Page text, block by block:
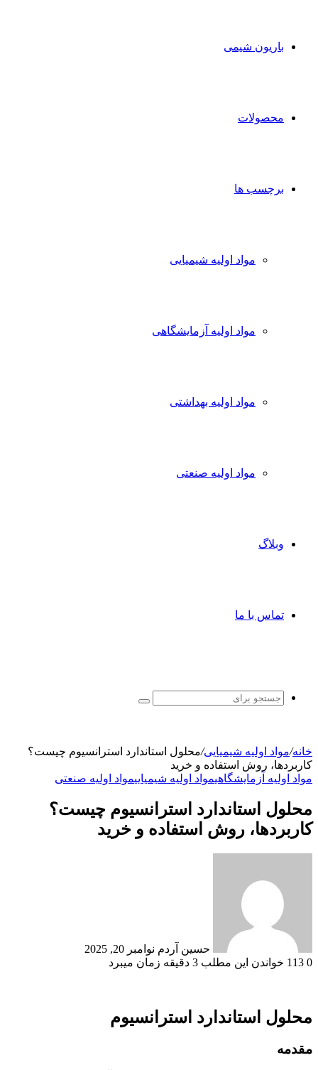
باریون شیمی
محصولات
برچسب ها
مواد اولیه شیمیایی
مواد اولیه آزمایشگاهی
مواد اولیه بهداشتی
مواد اولیه صنعتی
وبلاگ
تماس با ما
جستجو
خانه/مواد اولیه شیمیایی/محلول استاندارد استرانسیوم چیست؟
کاربردها، روش استفاده و خرید
مواد اولیه آزمایشگاهیمواد اولیه شیمیاییمواد اولیه صنعتی
محلول استاندارد استرانسیوم چیست؟
کاربردها، روش استفاده و خرید
حسین آردم نوامبر 20, 2025
0
خواندن این مطلب 3 دقیقه زمان میبرد
محلول استاندارد استرانسیوم
مقدمه